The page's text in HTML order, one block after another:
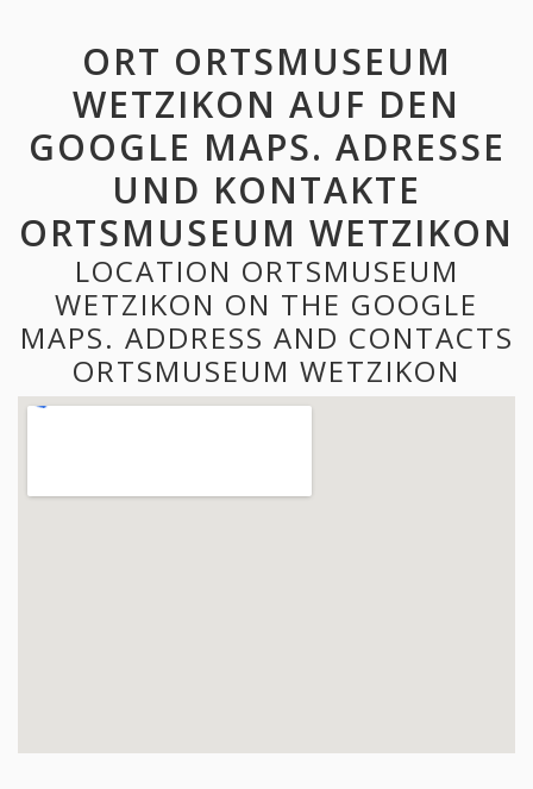
ORT ORTSMUSEUM
WETZIKON AUF DEN
GOOGLE MAPS. ADRESSE
UND KONTAKTE
ORTSMUSEUM WETZIKON
LOCATION ORTSMUSEUM
WETZIKON ON THE GOOGLE
MAPS. ADDRESS AND CONTACTS
ORTSMUSEUM WETZIKON